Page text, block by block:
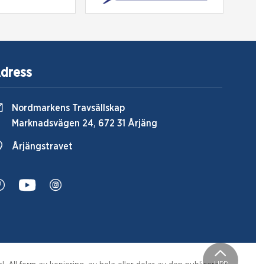
Nordmarkens Travsällskap
Marknadsvägen 24, 672 31 Årjäng
Årjängstravet